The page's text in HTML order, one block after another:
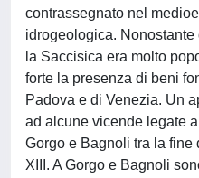
contrassegnato nel
idrogeologica.
la Saccisica era molto
forte la presenza di beni
Padova e di Venezia. Un
ad alcune vicende legate
Gorgo e Bagnoli tra la fine
XIII. A Gorgo e Bagnoli